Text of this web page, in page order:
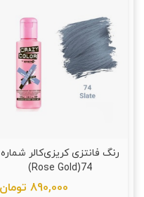
رنگ فانتزی کریزی‌کالر شماره
74(Rose Gold)
890,000 تومان